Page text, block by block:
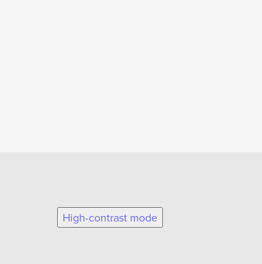
High-contrast mode